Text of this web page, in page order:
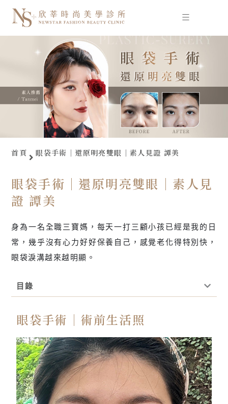
要
首頁 眼袋手術｜還原明亮雙眼｜素人見證 譚美
眼袋手術｜還原明亮雙眼｜素人見
證 譚美
身為一名全職三寶媽，每天一打三顧小孩已經是我的日
常，幾乎沒有心力好好保養自己，感覺老化得特別快，
眼袋淚溝越來越明顯。
目錄
眼袋手術｜術前生活照